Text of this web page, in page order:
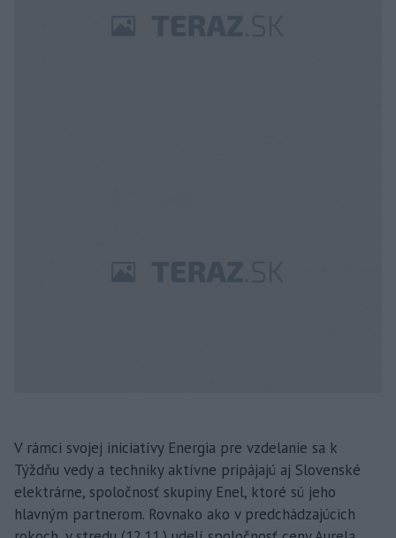
V rámci svojej iniciatívy Energia pre vzdelanie sa k
Týždňu vedy a techniky aktívne pripájajú aj Slovenské
elektrárne, spoločnosť skupiny Enel, ktoré sú jeho
hlavným partnerom. Rovnako ako v predchádzajúcich